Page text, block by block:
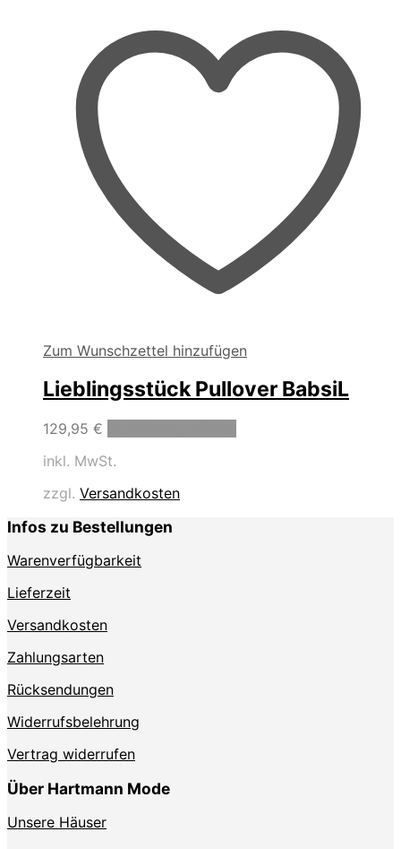
auf
der
Produktseite
Zum Wunschzettel hinzufügen
Lieblingsstück Pullover BabsiL
129,95 €
inkl. MwSt.
zzgl. Versandkosten
Infos zu Bestellungen
Warenverfügbarkeit
Lieferzeit
Versandkosten
Zahlungsarten
Rücksendungen
Widerrufsbelehrung
Vertrag widerrufen
Über Hartmann Mode
Unsere Häuser